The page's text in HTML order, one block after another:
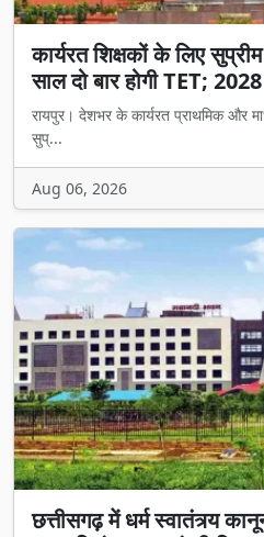
कार्यरत शिक्षकों के लिए
साल दो बार होगी TET;
रायपुर। देशभर के कार्यरत प्राथमिक और
सुप्...
Aug 06, 2026
छत्तीसगढ़ में धर्म स्वातंत्र्य